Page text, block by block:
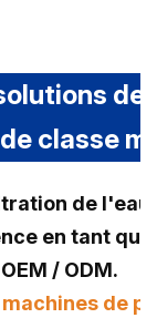
classe
de
en tant
/ ODM.
de